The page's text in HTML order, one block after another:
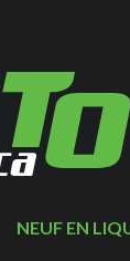
NEUF EN